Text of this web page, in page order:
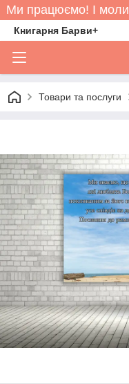
Ми працюємо! І
Книгарня Барви+
Товари та послуги